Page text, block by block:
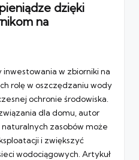
dzięki
na
w zbiorniki na
rolę w oszczędzaniu wody
ochronie środowiska.
dla domu, autor
zasobów może
i zwiększyć
wodociągowych. Artykuł